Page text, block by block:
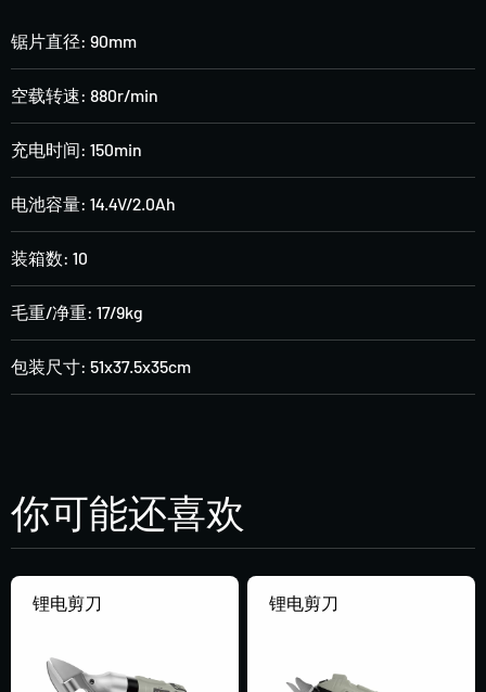
锯片直径: 90mm
空载转速: 880r/min
充电时间: 150min
电池容量: 14.4V/2.0Ah
装箱数: 10
毛重/净重: 17/9kg
包装尺寸: 51x37.5x35cm
你可能还喜欢
锂电剪刀 锂电剪刀